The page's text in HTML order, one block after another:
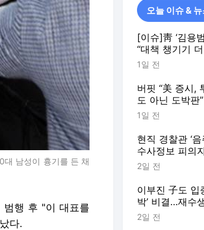
대 남성이 흉기를 든 채
범행 후 "이 대표를
다.
오늘 이슈 &
[이슈]靑 ‘김용
“대책 챙기기
1일 전
버핏 “美 증시,
도 아닌 도박판”
1일 전
현직 경찰관 ‘음
수사정보 피의
출 의혹
2일 전
이부진 子도 입
박’ 비결…재수
는데
2일 전